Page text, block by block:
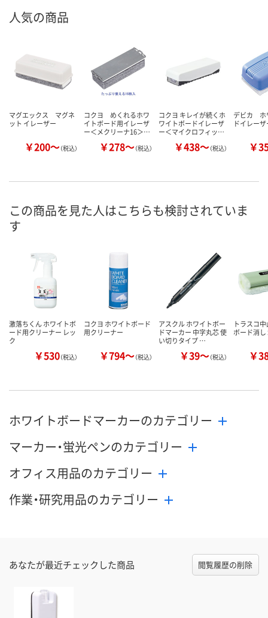
人気の商品
マグエックス マグネ
ット イレーザー
￥200～（税込）
コクヨ めくれるホワ
イトボード用イレーザ
ー＜メクリーナ16＞…
￥278～（税込）
コクヨ キレイが続くホ
ワイトボードイレーザ
ー＜マイクロフィッ…
￥438～（税込）
デビカ ホ
ドイレーザ
￥
この商品を見た人はこちらも検討されていま
す
激落ちくん ホワイトボ
ード用クリーナー レッ
ク
￥530（税込）
コクヨ ホワイトボード
用クリーナー
￥794～（税込）
アスクル ホワイトボー
ドマーカー 中字丸芯 使
い切りタイプ …
￥39～（税込）
トラスコ
ボード消し
￥
ホワイトボードマーカーのカテゴリー
マーカー・蛍光ペンのカテゴリー
オフィス用品のカテゴリー
作業・研究用品のカテゴリー
あなたが最近チェックした商品 閲覧履歴の削除